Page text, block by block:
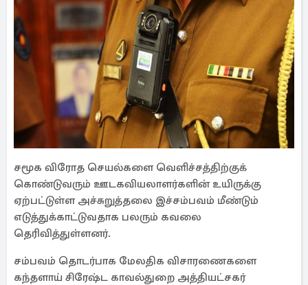
சமூக விரோத செயல்களை வெளிச்சத்திற்குக்
கொண்டுவரும் ஊடகவியலாளர்களின் உயிருக்கு
ஏற்பட்டுள்ள அச்சுறுத்தலை இச்சம்பவம் மீண்டும்
எடுத்துக்காட்டுவதாக பலரும் கவலை
தெரிவித்துள்ளனர்.
சம்பவம் தொடர்பாக மேலதிக விசாரணைகளை
கந்தளாய் சிரேஷ்ட காவல்துறை அத்தியட்சகர்